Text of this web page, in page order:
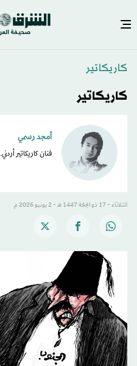
كاريكاتير
كاريكاتير
أمجد رسمي
فنان كاريكاتير أردني.
الثلاثاء - 17 ذو الحِجّة 1447 هـ - 2 يونيو 2026 م